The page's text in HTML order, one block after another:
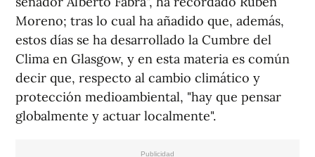
Moreno; tras lo cual ha añadido que, además,
estos días se ha desarrollado la Cumbre del
Clima en Glasgow, y en esta materia es común
decir que, respecto al cambio climático y
protección medioambiental, "hay que pensar
globalmente y actuar localmente".